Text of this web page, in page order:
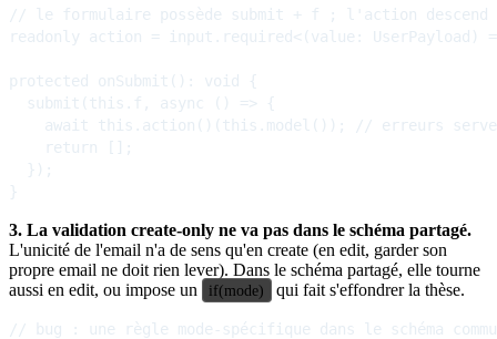
// le formulaire possède submit + f ; l'action descend
readonly action = input.required<(value: UserPayload)
protected onSubmit(): void {
  submit(this.f, async () => {
await this.action()(this.model()); // erreurs
    return [];
  });
3. La validation create-only ne va pas dans le schéma partagé.
L'unicité de l'email n'a de sens qu'en create (en edit, garder son
propre email ne doit rien lever). Dans le schéma partagé, elle tourne
aussi en edit, ou impose un
if(mode) qui fait s'effondrer la thèse.
// bug : une règle mode-spécifique dans le schéma